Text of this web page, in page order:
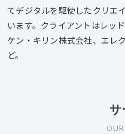
てデジタルを駆使したクリエ
います。クライアントはレッ
ケン・キリン株式会社、エレ
ど。
サ